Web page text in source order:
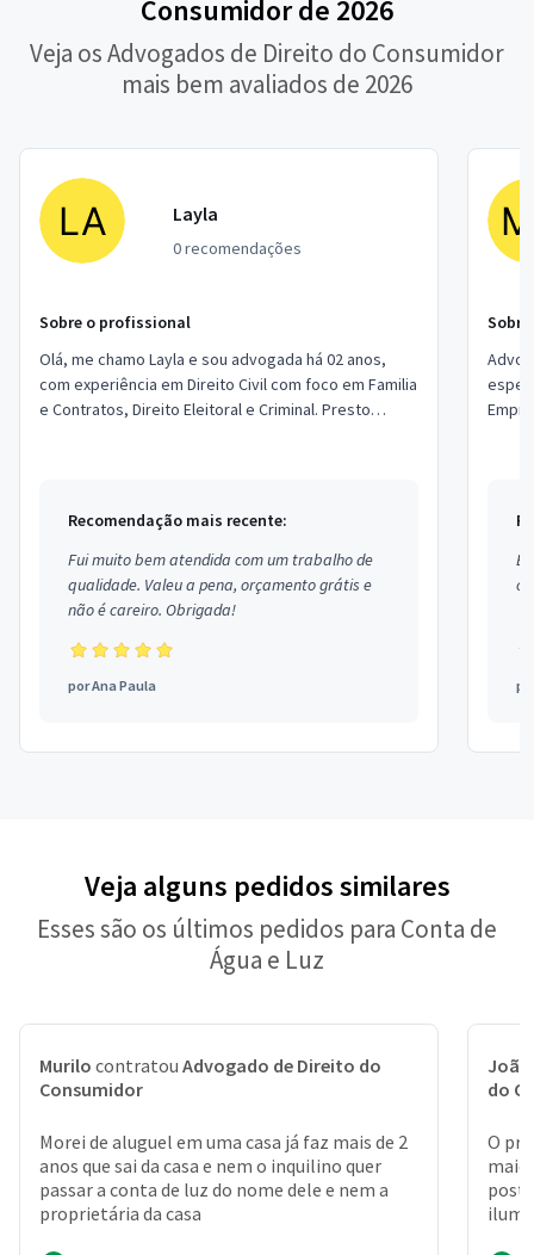
Consumidor de 2026
Veja os Advogados de Direito do Consumidor
mais bem avaliados de 2026
Layla
0 recomendações
Sobre o profissional
Olá, me chamo Layla e sou advogada há 02 anos,
com experiência em Direito Civil com foco em Familia
e Contratos, Direito Eleitoral e Criminal. Presto
Recomendação mais recente:
Fui muito bem atendida com um trabalho de
qualidade. Valeu a pena, orçamento grátis e
não é careiro. Obrigada!
porAna Paula
Veja alguns pedidos similares
Esses são os últimos pedidos para Conta de
Água e Luz
Murilo contratou Advogado de Direito do
Consumidor
Morei de aluguel em uma casa já faz mais de 2
anos que sai da casa e nem o inquilino quer
passar a conta de luz do nome dele e nem a
proprietária da casa
do
O